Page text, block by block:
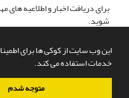
این وب سایت از کوکی ها برای
خدمات استفاده می کند.
متوجه شدم
برای دریافت اخبار و اطلاعیه
شوید.